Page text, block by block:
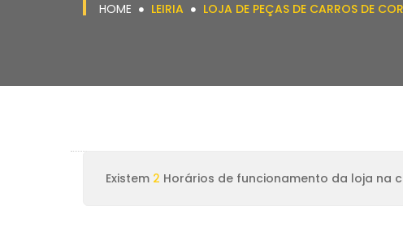
HOME LEIRIA LOJA DE PEÇAS DE CARROS DE
Existem 2 Horários de funcionamento da loja na